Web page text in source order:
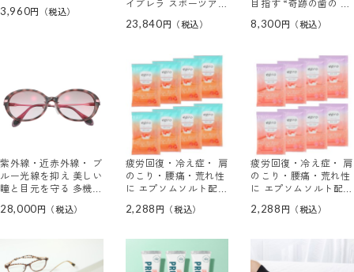
3,960
23,840
Ｘ”
8,300
紫外線・近赤外線・ ブ
ルー光線を抑え 美しい
瞳と目元を守る 多機能
ルル
28,000
疲労回復・冷え症・ 肩
のこり・腰痛・荒れ性
に エプソムソルト配合
薬用入浴剤エプロＡ３
香＞ ５０ｇサイズ ８
包セット
2,288
疲労回復・冷え症・ 肩
のこり・腰痛・荒れ性
に エプソムソルト配合
薬用入浴剤エプロＦ ＜
ィーの香＞ ５０ｇサイ
2,288